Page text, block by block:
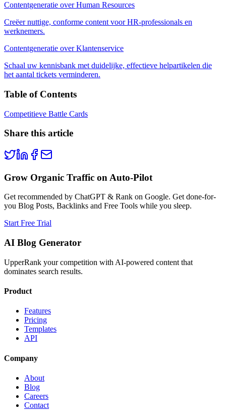
Contentgeneratie over Human Resources
Creëer nuttige, conforme content voor HR-professionals en
werknemers.
Contentgeneratie over Klantenservice
Schaal uw kennisbank met duidelijke, effectieve helpartikelen die
het aantal tickets verminderen.
Table of Contents
Competitieve Battle Cards
Share this article
Grow Organic Traffic on Auto-Pilot
Get recommended by ChatGPT & Rank on Google. Get done-for-
you Blog Posts, Backlinks and Free Tools while you sleep.
Start Free Trial
AI Blog Generator
UpperRank your competition with AI-powered content that
dominates search results.
Product
Features
Pricing
Templates
API
Company
About
Blog
Careers
Contact